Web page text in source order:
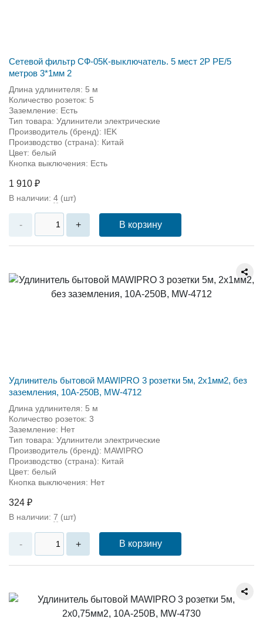
Сетевой фильтр СФ-05К-выключатель. 5 мест 2Р PE/5
метров 3*1мм 2
Длина удлинителя: 5 м
Количество розеток: 5
Заземление: Есть
Тип товара: Удлинители электрические
Производитель (бренд): IEK
Производство (страна): Китай
Цвет: белый
Кнопка выключения: Есть
1 910 ₽
В наличии: 4 (шт)
- + В корзину
Удлинитель бытовой MAWIPRO 3 розетки 5м, 2х1мм2, без
заземления, 10А-250В, MW-4712
Длина удлинителя: 5 м
Количество розеток: 3
Заземление: Нет
Тип товара: Удлинители электрические
Производитель (бренд): MAWIPRO
Производство (страна): Китай
Цвет: белый
Кнопка выключения: Нет
324 ₽
В наличии: 7 (шт)
- + В корзину